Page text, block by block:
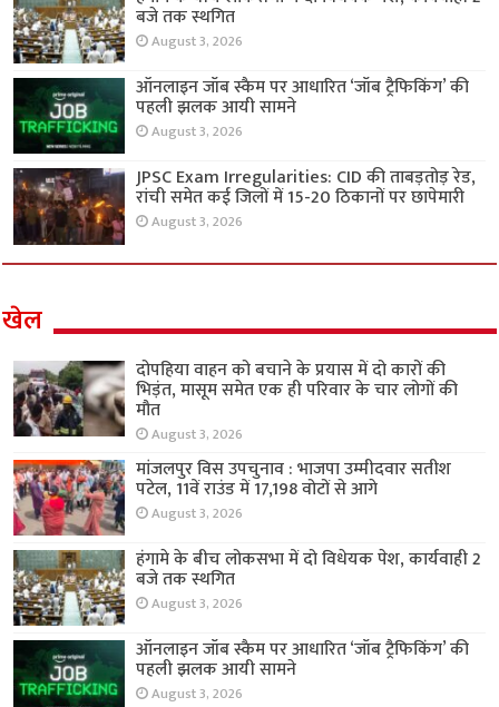
बजे तक स्थगित
August 3, 2026
ऑनलाइन जॉब स्कैम पर आधारित ‘जॉब ट्रैफिकिंग’ की
पहली झलक आयी सामने
August 3, 2026
JPSC Exam Irregularities: CID की ताबड़तोड़ रेड,
रांची समेत कई जिलों में 15-20 ठिकानों पर छापेमारी
August 3, 2026
खेल
दोपहिया वाहन को बचाने के प्रयास में दो कारों की
भिड़ंत, मासूम समेत एक ही परिवार के चार लोगों की
मौत
August 3, 2026
मांजलपुर विस उपचुनाव : भाजपा उम्मीदवार सतीश
पटेल, 11वें राउंड में 17,198 वोटों से आगे
August 3, 2026
हंगामे के बीच लोकसभा में दो विधेयक पेश, कार्यवाही 2
बजे तक स्थगित
August 3, 2026
ऑनलाइन जॉब स्कैम पर आधारित ‘जॉब ट्रैफिकिंग’ की
पहली झलक आयी सामने
August 3, 2026